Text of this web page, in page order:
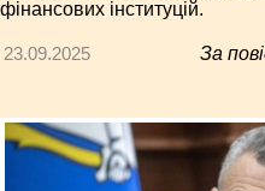
фінансових інституцій.
23.09.2025 За